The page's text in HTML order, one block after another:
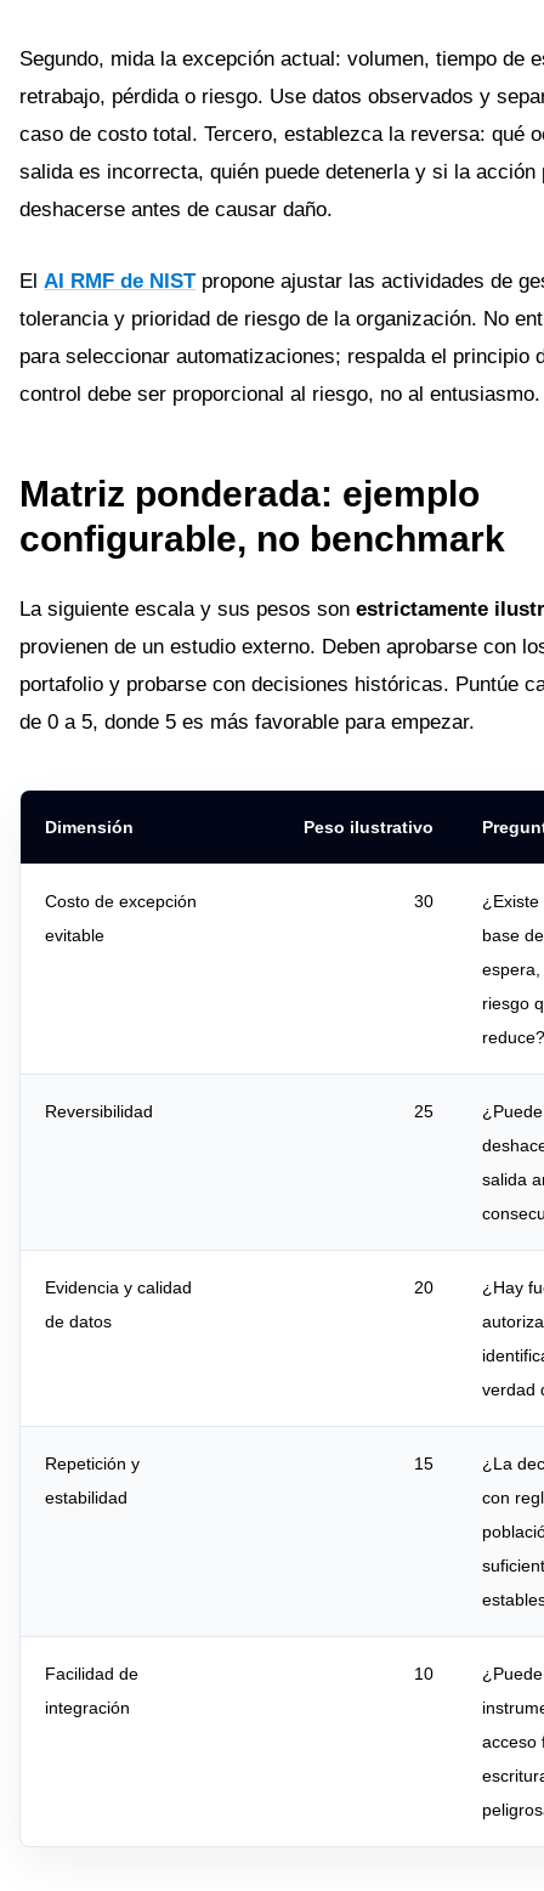
Segundo, mida la excepción actual: volumen, tiempo de
retrabajo, pérdida o riesgo. Use datos observados y
caso de costo total. Tercero, establezca la reversa: qué
salida es incorrecta, quién puede detenerla y si la acción
deshacerse antes de causar daño.
El AI RMF de NISTpropone ajustar las actividades de
tolerancia y prioridad de riesgo de la organización. No
para seleccionar automatizaciones; respalda el principio
control debe ser proporcional al riesgo, no al entusiasmo.
Matriz ponderada: ejemplo
configurable, no benchmark
La siguiente escala y sus pesos son estrictamente
provienen de un estudio externo. Deben aprobarse con
portafolio y probarse con decisiones históricas. Puntúe
de 0 a 5, donde 5 es más favorable para empezar.
Dimensión Peso ilustrativo
Costo de excepción
evitable
30
base
riesgo
reduce?
Reversibilidad 25
salida
Evidencia y calidad
de datos
20
¿Hay
verdad
Repetición y
estabilidad
15
¿La
con
Facilidad de
integración
10
¿Puede
acceso